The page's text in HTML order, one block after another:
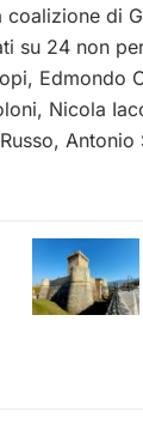
di
su 24 non
Edmondo
Nicola